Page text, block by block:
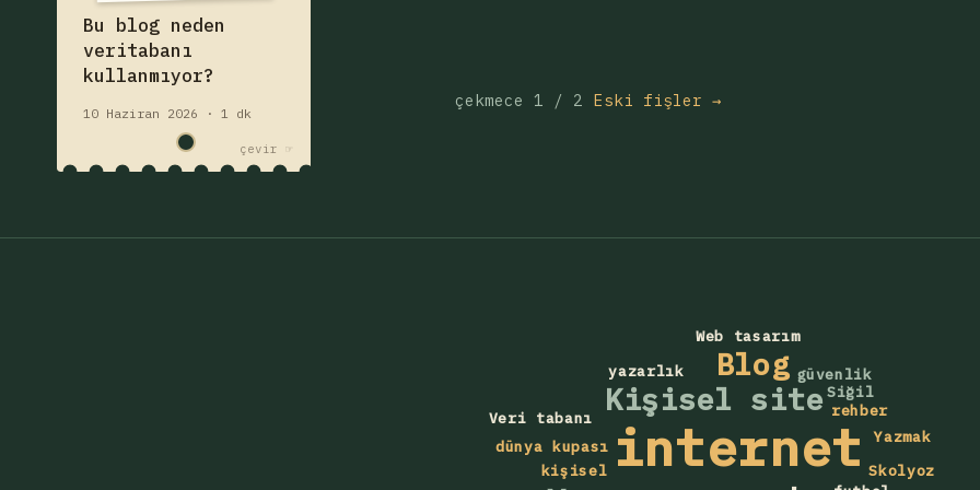
Bu blog neden
veritabanı
kullanmıyor?
10 Haziran 2026 · 1 dk
çevir ☞
veri tabanı
Fişi çek — yazıyı oku
çekmece 1 / 2 Eski fişler →
internet
Kişisel site
Blog
rehber
yazarlık güvenlik
kişisel
dünya kupası
Web tasarım
Yazmak
Siğil
Skolyoz
Veri tabanı